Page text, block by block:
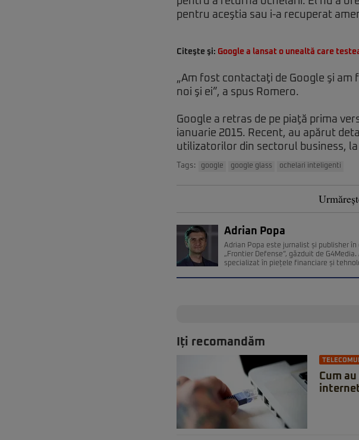
pentru aceştia sau i-a recuperat
Citeşte şi: Google a lansat o unealtă care
„Am fost contactaţi de Google şi
noi şi ei”, a spus Romero.
Google a retras de pe piaţă prima
ianuarie 2015. Recent, au apărut
utilizatorilor din sectorul business,
Tags: google google glass ochelari inteligenti
Adrian Popa
Adrian Popa este jurnalist și publisher
„Frontier Defense”, găzduit de
specializat în piețele financiare și
Iți recomandăm
Cum